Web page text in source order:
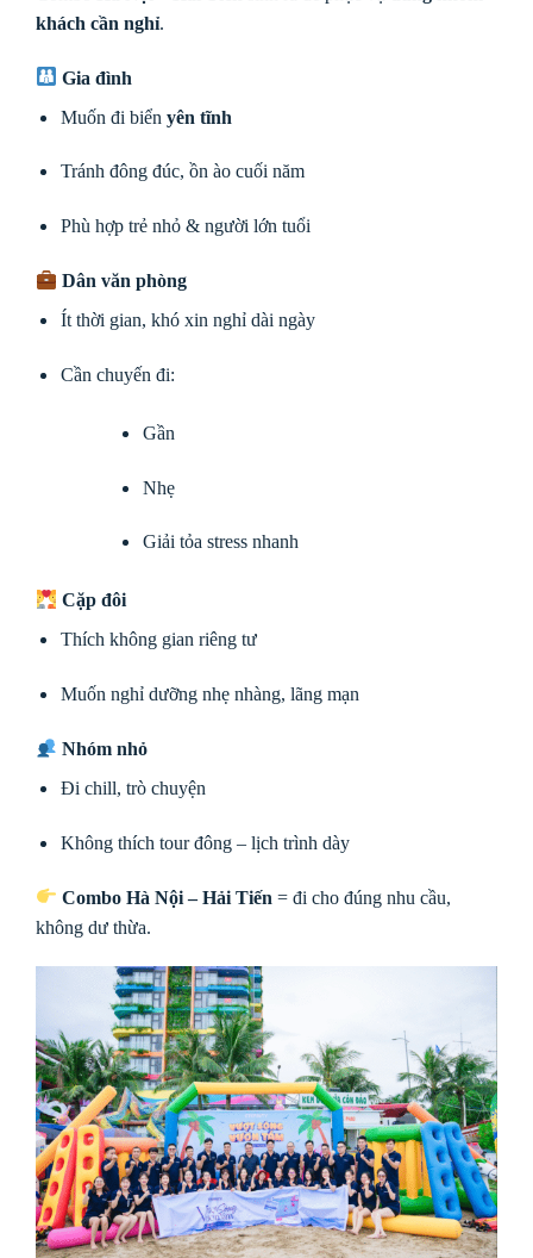
khách cần nghỉ.
Gia đình
Muốn đi biển yên tĩnh
Tránh đông đúc, ồn ào cuối năm
Phù hợp trẻ nhỏ & người lớn tuổi
Dân văn phòng
Ít thời gian, khó xin nghỉ dài ngày
Cần chuyến đi:
Gần
Nhẹ
Giải tỏa stress nhanh
Cặp đôi
Thích không gian riêng tư
Muốn nghỉ dưỡng nhẹ nhàng, lãng mạn
Nhóm nhỏ
Đi chill, trò chuyện
Không thích tour đông – lịch trình dày
Combo Hà Nội – Hải Tiến = đi cho đúng nhu cầu,
không dư thừa.